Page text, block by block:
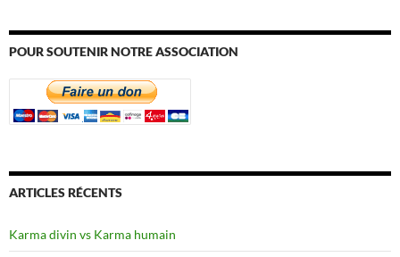
POUR SOUTENIR NOTRE ASSOCIATION
ARTICLES RÉCENTS
Karma divin vs Karma humain